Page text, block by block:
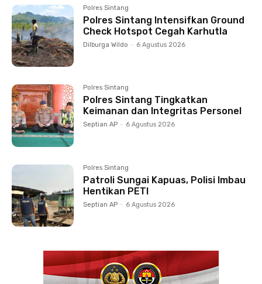
Polres Sintang
Polres Sintang Intensifkan Ground
Check Hotspot Cegah Karhutla
Dilburga Wildo - 6 Agustus 2026
Polres Sintang
Polres Sintang Tingkatkan
Keimanan dan Integritas Personel
Septian AP - 6 Agustus 2026
Polres Sintang
Patroli Sungai Kapuas, Polisi Imbau
Hentikan PETI
Septian AP - 6 Agustus 2026